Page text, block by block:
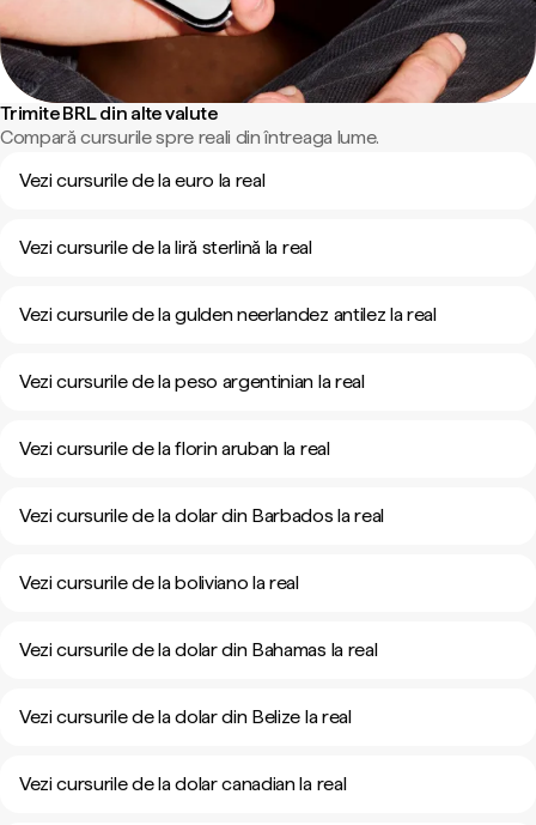
Trimite BRL din alte valute
Compară cursurile spre reali din întreaga lume.
Vezi cursurile de la euro la real
Vezi cursurile de la liră sterlină la real
Vezi cursurile de la gulden neerlandez antilez la real
Vezi cursurile de la peso argentinian la real
Vezi cursurile de la florin aruban la real
Vezi cursurile de la dolar din Barbados la real
Vezi cursurile de la boliviano la real
Vezi cursurile de la dolar din Bahamas la real
Vezi cursurile de la dolar din Belize la real
Vezi cursurile de la dolar canadian la real